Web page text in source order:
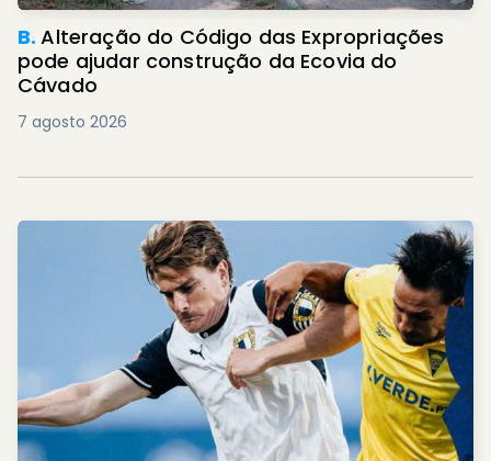
B.Alteração do Código das Expropriações
pode ajudar construção da Ecovia do
Cávado
7 agosto 2026